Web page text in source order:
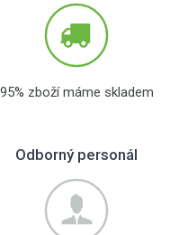
95% zboží máme skladem
Odborný personál